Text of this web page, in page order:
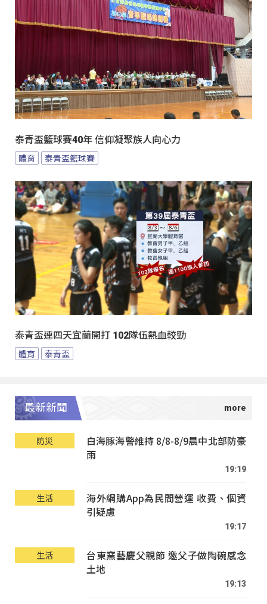
泰青盃籃球賽40年 信仰凝聚族人向心力
體育 泰青盃籃球賽
泰青盃連四天宜蘭開打 102隊伍熱血較勁
體育 泰青盃
最新新聞
防災
白海豚海警維持 8/8-8/9晨中北部防豪
雨
19:19
生活
海外網購App為民間營運 收費、個資
引疑慮
19:17
生活
台東窯藝慶父親節 邀父子做陶碗感念
土地
19:13